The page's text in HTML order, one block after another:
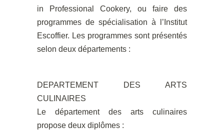
in Professional Cookery, ou faire des
programmes de spécialisation à l’Institut
Escoffier. Les programmes sont présentés
selon deux départements :
DEPARTEMENT DES ARTS
CULINAIRES
Le département des arts culinaires
propose deux diplômes :